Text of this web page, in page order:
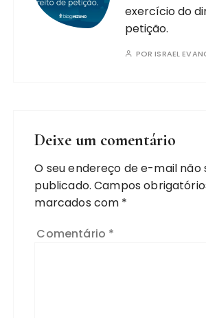
exercício do
petição.
PORISRAEL
Deixe um comentário
O seu endereço de e-mail não
publicado. Campos
marcados com *
Comentário *